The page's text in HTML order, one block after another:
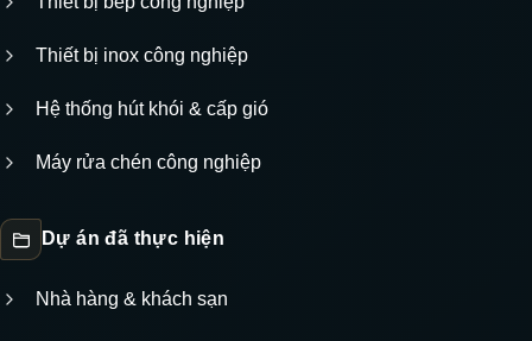
Thiết bị inox công nghiệp
Hệ thống hút khói & cấp gió
Máy rửa chén công nghiệp
Dự án đã thực hiện
Nhà hàng & khách sạn